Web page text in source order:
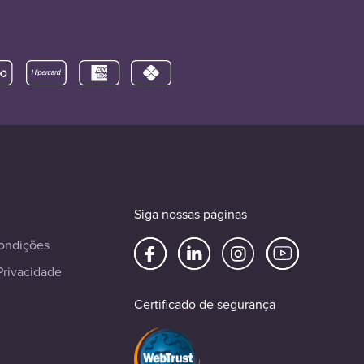
Siga nossas páginas
Certificado de segurança